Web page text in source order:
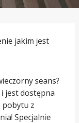
jakim jest
seans?
i jest dostępna
pobytu z
Specjalnie